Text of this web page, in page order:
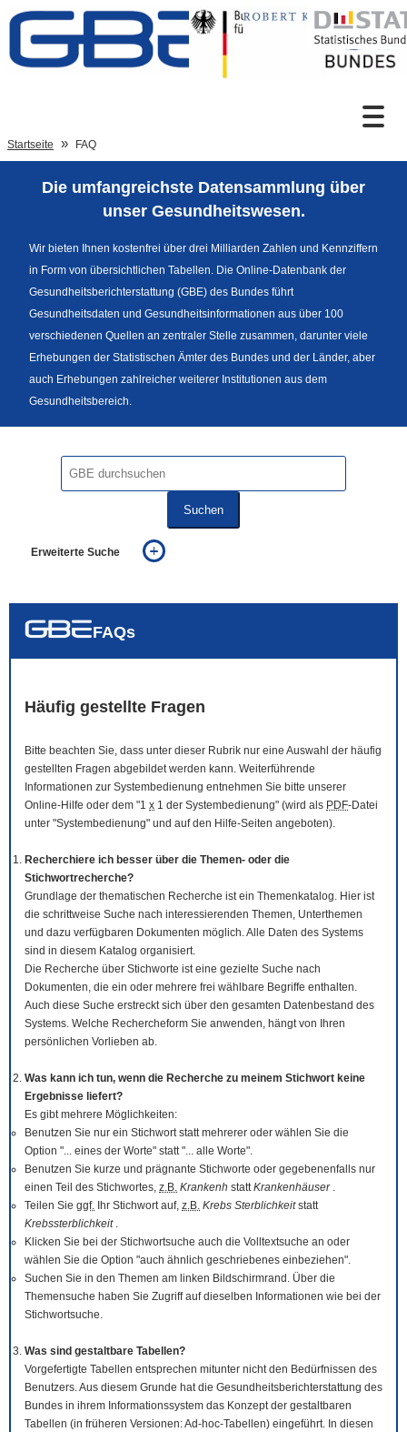
Zum Inhalt
Sprachumschaltung
Fußzeile
Startseite FAQ
Die umfangreichste Datensammlung über
unser Gesundheitswesen.
Wir bieten Ihnen kostenfrei über drei Milliarden Zahlen und Kennziffern
in Form von übersichtlichen Tabellen. Die Online-Datenbank der
Gesundheitsberichterstattung (GBE) des Bundes führt
Gesundheitsdaten und Gesundheitsinformationen aus über 100
verschiedenen Quellen an zentraler Stelle zusammen, darunter viele
Erhebungen der Statistischen Ämter des Bundes und der Länder, aber
auch Erhebungen zahlreicher weiterer Institutionen aus dem
Gesundheitsbereich.
Suchen
Erweiterte Suche
auch in allen Texten suchen (Volltextsuche)
FAQs
Häufig gestellte Fragen
Bitte beachten Sie, dass unter dieser Rubrik nur eine Auswahl der häufig
gestellten Fragen abgebildet werden kann. Weiterführende
Informationen zur Systembedienung entnehmen Sie bitte unserer
Online-Hilfe oder dem "1 x 1 der Systembedienung" (wird als PDF-Datei
unter "Systembedienung" und auf den Hilfe-Seiten angeboten).
Recherchiere ich besser über die Themen- oder die
Stichwortrecherche?
Grundlage der thematischen Recherche ist ein Themenkatalog. Hier ist
die schrittweise Suche nach interessierenden Themen, Unterthemen
und dazu verfügbaren Dokumenten möglich. Alle Daten des Systems
sind in diesem Katalog organisiert.
Die Recherche über Stichworte ist eine gezielte Suche nach
Dokumenten, die ein oder mehrere frei wählbare Begriffe enthalten.
Auch diese Suche erstreckt sich über den gesamten Datenbestand des
Systems. Welche Rechercheform Sie anwenden, hängt von Ihren
persönlichen Vorlieben ab.
Was kann ich tun, wenn die Recherche zu meinem Stichwort keine
Ergebnisse liefert?
Es gibt mehrere Möglichkeiten:
Benutzen Sie nur ein Stichwort statt mehrerer oder wählen Sie die
Option "... eines der Worte" statt "... alle Worte".
Benutzen Sie kurze und prägnante Stichworte oder gegebenenfalls nur
einen Teil des Stichwortes, z.B. Krankenh stattKrankenhäuser .
Teilen Sie ggf. Ihr Stichwort auf, z.B. Krebs Sterblichkeitstatt
Krebssterblichkeit .
Klicken Sie bei der Stichwortsuche auch die Volltextsuche an oder
wählen Sie die Option "auch ähnlich geschriebenes einbeziehen".
Suchen Sie in den Themen am linken Bildschirmrand. Über die
Themensuche haben Sie Zugriff auf dieselben Informationen wie bei der
Stichwortsuche.
Was sind gestaltbare Tabellen?
Vorgefertigte Tabellen entsprechen mitunter nicht den Bedürfnissen des
Benutzers. Aus diesem Grunde hat die Gesundheitsberichterstattung des
Bundes in ihrem Informationssystem das Konzept der gestaltbaren
Tabellen (in früheren Versionen: Ad-hoc-Tabellen) eingeführt. In diesen